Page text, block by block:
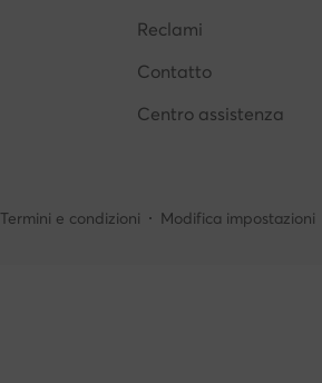
Reclami
Contatto
Centro assistenza
Termini e condizioni Modifica impostazioni